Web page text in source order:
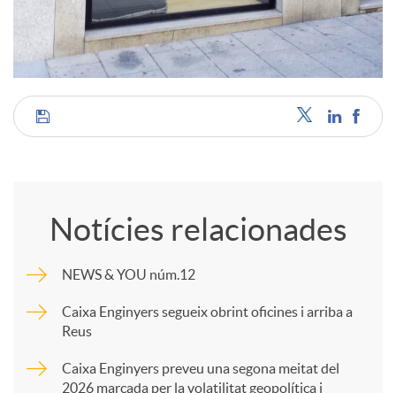
C
m
p
a
Notícies relacionades
NEWS & YOU núm.12
Caixa Enginyers segueix obrint oficines i arriba a
Reus
Caixa Enginyers preveu una segona meitat del
2026 marcada per la volatilitat geopolítica i